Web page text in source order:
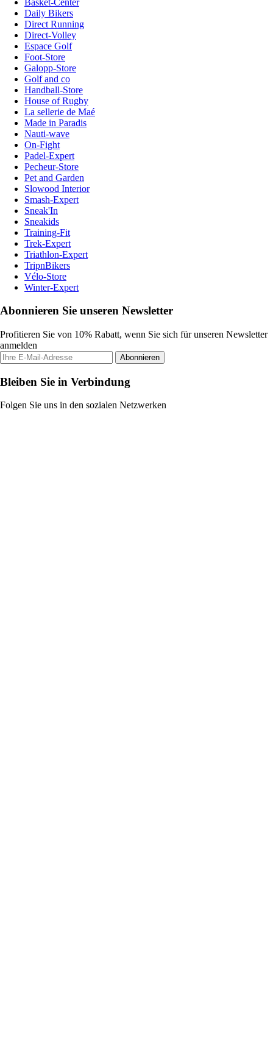
Daily Bikers
Direct Running
Direct-Volley
Espace Golf
Foot-Store
Galopp-Store
Golf and co
Handball-Store
House of Rugby
La sellerie de Maé
Made in Paradis
Nauti-wave
On-Fight
Padel-Expert
Pecheur-Store
Pet and Garden
Slowood Interior
Smash-Expert
Sneak'In
Sneakids
Training-Fit
Trek-Expert
Triathlon-Expert
TripnBikers
Vélo-Store
Winter-Expert
Abonnieren Sie unseren Newsletter
Profitieren Sie von 10% Rabatt, wenn Sie sich für unseren Newsletter
anmelden
Abonnieren
Bleiben Sie in Verbindung
Folgen Sie uns in den sozialen Netzwerken